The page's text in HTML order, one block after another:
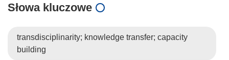
Słowa kluczowe
transdisciplinarity; knowledge transfer; capacity
building